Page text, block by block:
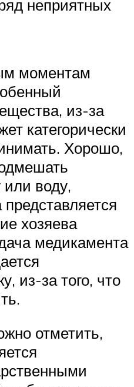
неприятных
моментам
из-за
категорически
Хорошо,
воду,
представляется
хозяева
медикамента
из-за того, что
отметить,